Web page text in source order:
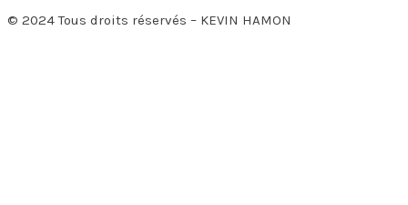
© 2024 Tous droits réservés – KEVIN HAMON